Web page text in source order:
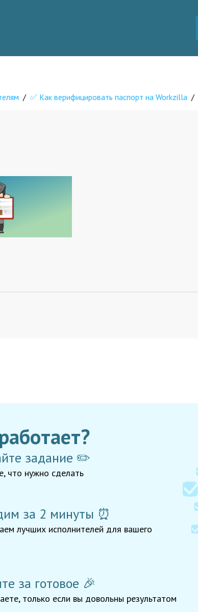
/ ✅ Как верифицировать паспорт на Workzilla /
задание ✏️
что нужно сделать
за 2 минуты ⏰
лучших исполнителей для вашего
за готовое 🎉
только если вы довольны результатом